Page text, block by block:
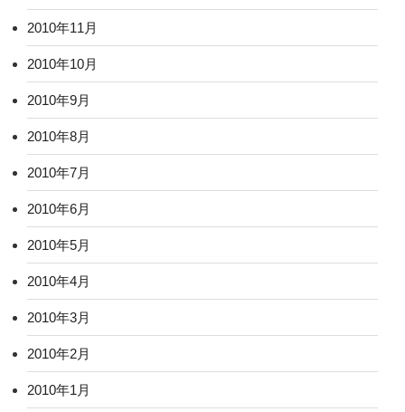
2010年11月
2010年10月
2010年9月
2010年8月
2010年7月
2010年6月
2010年5月
2010年4月
2010年3月
2010年2月
2010年1月